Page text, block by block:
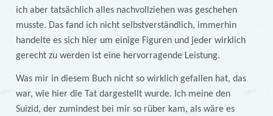
ich aber tatsächlich alles nachvollziehen was geschehen
musste. Das fand ich nicht selbstverständlich, immerhin
handelte es sich hier um einige Figuren und jeder wirklich
gerecht zu werden ist eine hervorragende Leistung.
Was mir in diesem Buch nicht so wirklich gefallen hat, das
war, wie hier die Tat dargestellt wurde. Ich meine den
Suizid, der zumindest bei mir so rüber kam, als wäre es